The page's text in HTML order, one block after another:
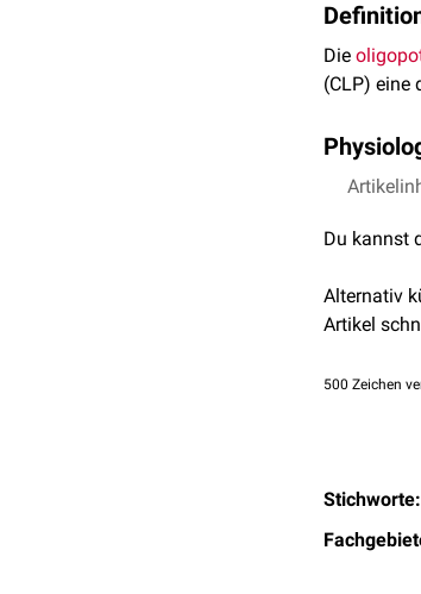
Die
(CLP) eine
CFU-
Cytokine
Du kannst
Alternativ
Artikel
500 Zeichen
Stichworte: